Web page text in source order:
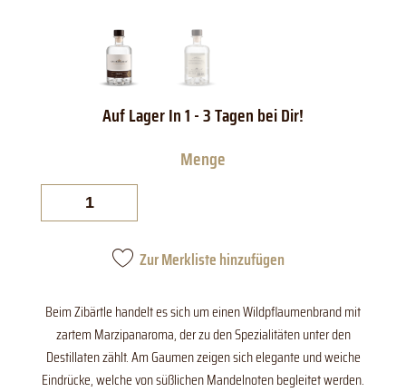
Zur Merkliste hinzufügen
Beim Zibärtle handelt es sich um einen Wildpflaumenbrand mit
zartem Marzipanaroma, der zu den Spezialitäten unter den
Destillaten zählt. Am Gaumen zeigen sich elegante und weiche
Eindrücke, welche von süßlichen Mandelnoten begleitet werden.